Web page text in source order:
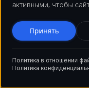
активными, чтобы
Принять
Политика в отношении
Политика